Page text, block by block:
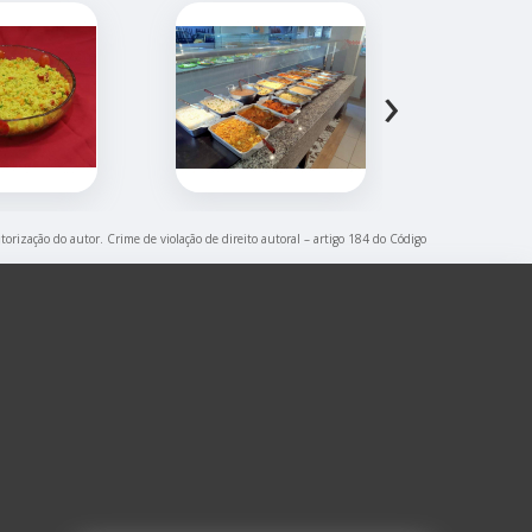
›
do autor. Crime de violação de direito autoral – artigo 184 do Código